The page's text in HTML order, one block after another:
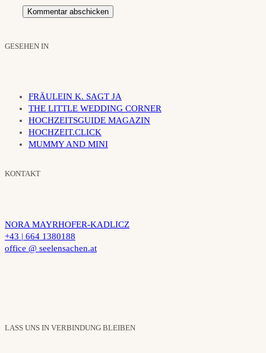
GESEHEN IN
FRÄULEIN K. SAGT JA
THE LITTLE WEDDING CORNER
HOCHZEITSGUIDE MAGAZIN
HOCHZEIT.CLICK
MUMMY AND MINI
KONTAKT
NORA MAYRHOFER-KADLICZ
+43 | 664 1380188
office @ seelensachen.at
LASS UNS IN VERBINDUNG BLEIBEN